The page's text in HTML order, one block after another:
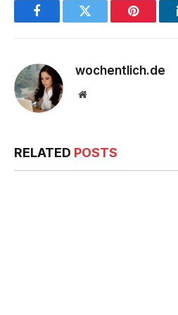
FacebookTwitter Pinterest
wochentlich.de
Website
RELATED POSTS